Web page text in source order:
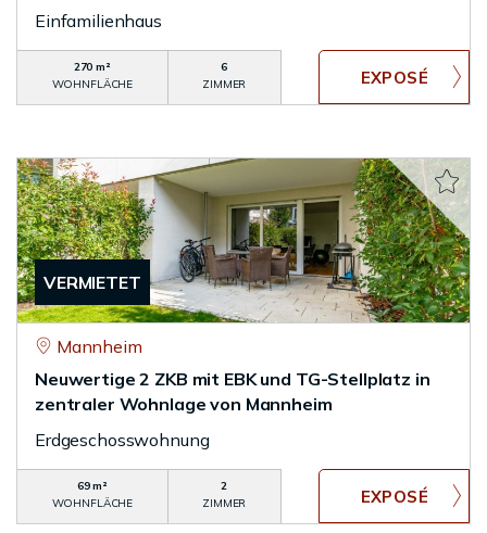
Einfamilienhaus
270 m²
WOHNFLÄCHE
6
ZIMMER
VERMIETET
Mannheim
Neuwertige 2 ZKB mit EBK und TG-Stellplatz in
zentraler Wohnlage von Mannheim
Erdgeschosswohnung
69 m²
WOHNFLÄCHE
2
ZIMMER